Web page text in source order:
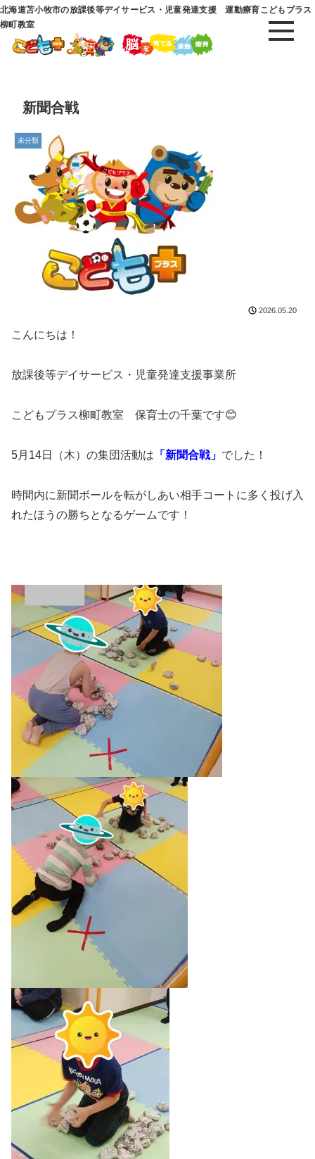
北海道苫小牧市の放課後等デイサービス・児童発達支援 運動療育こどもプラス
柳町教室
新聞合戦
未分類
2026.05.20
こんにちは！
放課後等デイサービス・児童発達支援事業所
こどもプラス柳町教室 保育士の千葉です😊
5月14日（木）の集団活動は 「新聞合戦」 でした！
時間内に新聞ボールを転がしあい相手コートに多く投げ入
れたほうの勝ちとなるゲームです！